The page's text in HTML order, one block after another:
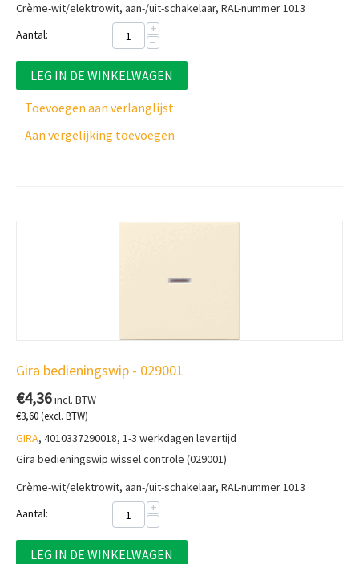
Crème-wit/elektrowit, aan-/uit-schakelaar, RAL-nummer 1013
Aantal:
+
−
LEG IN DE WINKELWAGEN
Toevoegen aan verlanglijst
Aan vergelijking toevoegen
Gira bedieningswip - 029001
€4,36incl. BTW
€3,60(excl. BTW)
GIRA, 4010337290018, 1-3 werkdagen levertijd
Gira bedieningswip wissel controle (029001)
Crème-wit/elektrowit, aan-/uit-schakelaar, RAL-nummer 1013
Aantal:
+
−
LEG IN DE WINKELWAGEN